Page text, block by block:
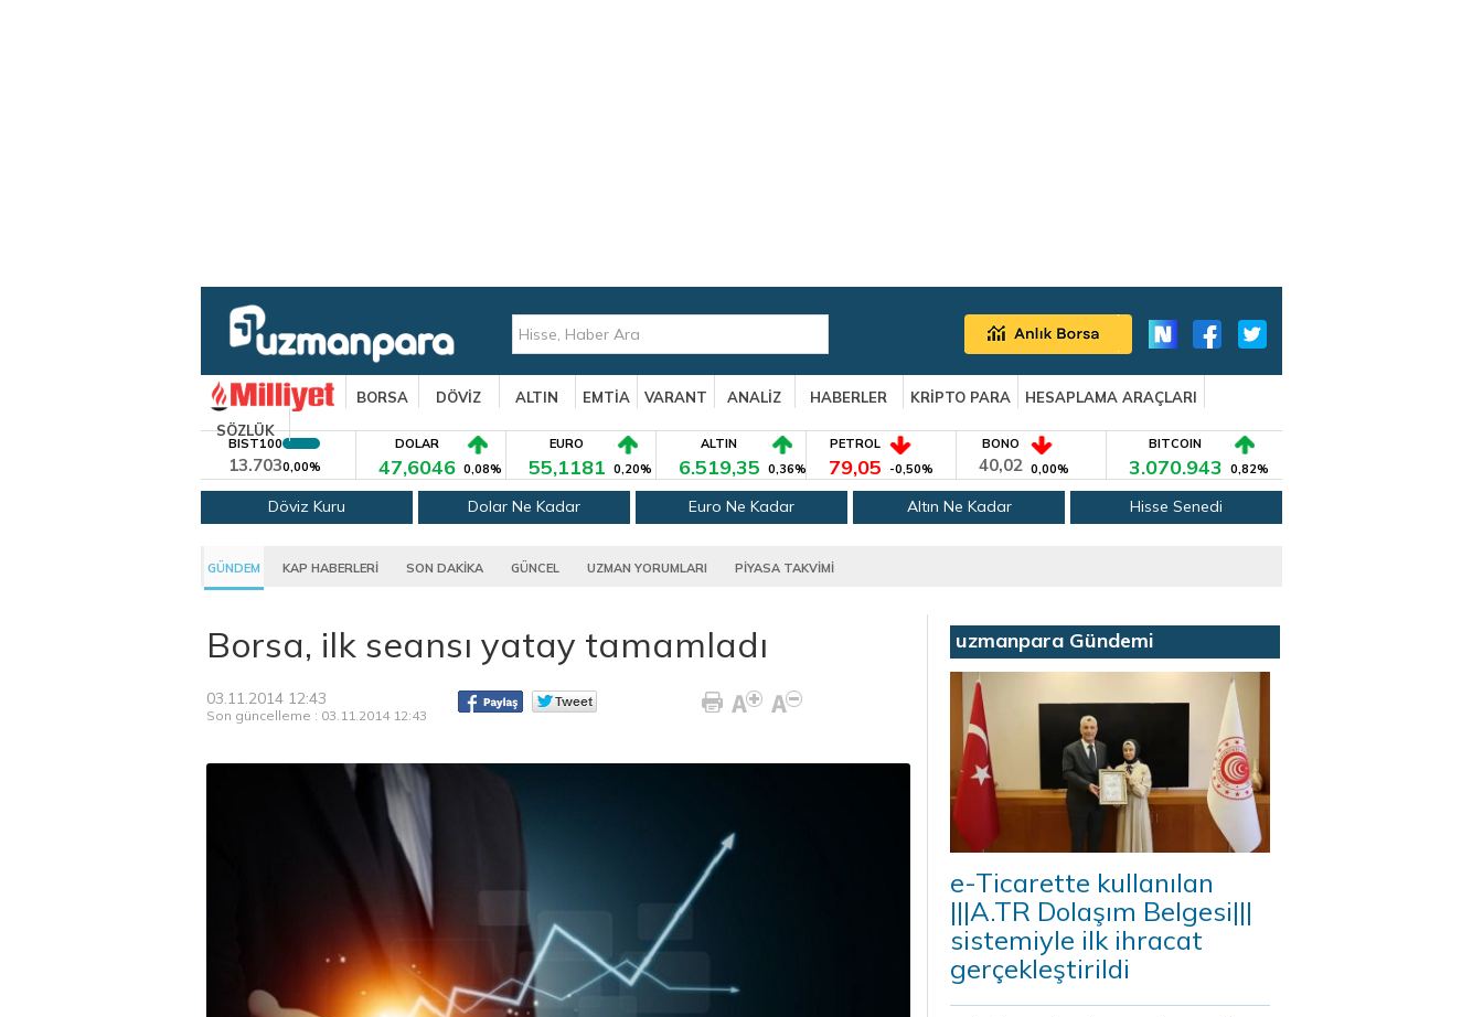
BORSA DÖVİZ ALTIN EMTİA VARANT ANALİZ HABERLER KRİPTO PARA
HESAPLAMA ARAÇLARI
SÖZLÜK
BIST100
13.7030,00%
DOLAR
47,6046 0,08%
EURO
55,1181 0,20%
ALTIN
6.519,35 0,36%
PETROL
79,05 -0,50%
BONO
40,02 0,00%
BITCOIN
3.070.943 0,82%
Döviz Kuru Dolar Ne Kadar Euro Ne Kadar Altın Ne Kadar Hisse Senedi
GÜNDEM KAP HABERLERİ SON DAKİKA GÜNCEL UZMAN YORUMLARI PİYASA TAKVİMİ
Borsa, ilk seansı yatay tamamladı
03.11.2014 12:43
Son güncelleme : 03.11.2014 12:43
uzmanpara Gündemi
e-Ticarette kullanılan
|||A.TR Dolaşım Belgesi|||
sistemiyle ilk ihracat
gerçekleştirildi